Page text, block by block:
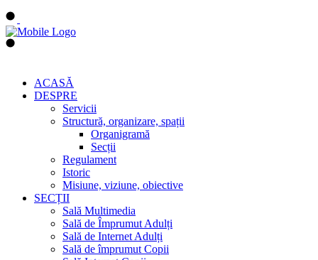
ACASĂ
DESPRE
Servicii
Structură, organizare, spații
Organigramă
Secții
Regulament
Istoric
Misiune, viziune, obiective
SECȚII
Sală Multimedia
Sală de Împrumut Adulți
Sală de Internet Adulți
Sală de împrumut Copii